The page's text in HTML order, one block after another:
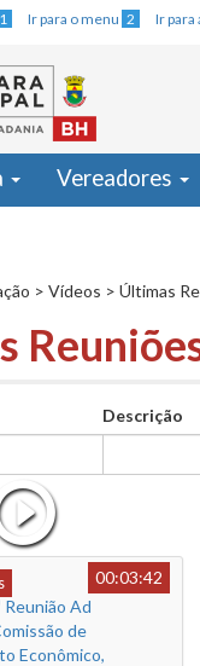
1 Ir para o menu 2 Ir para
Vereadores
> Vídeos > Últimas
Descrição
00:03:42
Reunião Ad
de
Econômico,